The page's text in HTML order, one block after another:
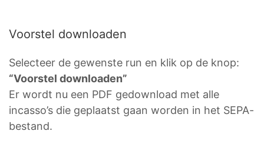
Voorstel downloaden
Selecteer de gewenste run en klik op de knop:
“Voorstel downloaden”
Er wordt nu een PDF gedownload met alle
incasso’s die geplaatst gaan worden in het SEPA-
bestand.